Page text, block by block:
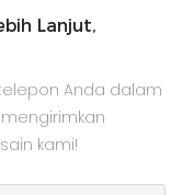
Lanjut,
Anda dalam
kami!